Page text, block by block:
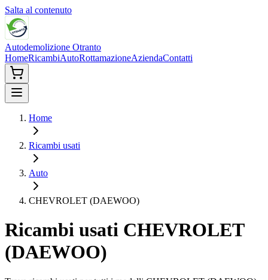
Salta al contenuto
Autodemolizione Otranto
HomeRicambiAutoRottamazioneAziendaContatti
Home
Ricambi usati
Auto
CHEVROLET (DAEWOO)
Ricambi usati CHEVROLET
(DAEWOO)